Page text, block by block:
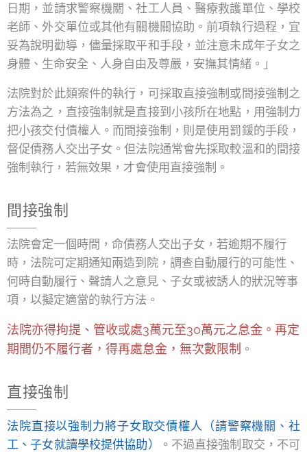
日期，並請求警察機關、社工人員、醫療救護單位、學校
老師、外交單位或其他有關機關協助。前項執行過程，宜
妥為說明勸導，儘量採取平和手段，並注意未成年子女之
身體、生命安全、人身自由及尊嚴，安撫其情緒。」
法院對於此類案件的執行，可採取直接強制或間接強制之
方法為之，直接強制就是直接到小孩所在地點，用強制力
把小孩交付債權人。而間接強制，則是使用罰鍰的手段，
督促債務人交出子女。但法院通常會先採取較溫和的間接
強制執行，若無效果，才會使用直接強制。
間接強制
法院會定一個時間，命債務人交出子女，若逾期不履行
時，法院可定期通知兩造到院，調查自動履行的可能性、
何時自動履行、聲請人之意見、子女或被誘人的狀況等事
項，以擬定適當的執行方法。
法院亦得拘提、管收或處3萬元至30萬元之怠金。再定
期間仍不履行者，得再處怠金，無次數限制 。
直接強制
法院直接以強制力將子女取交債權人（請警察機關、社
工、子女就讀學校提供協助）
。不過直接強制取交，不可